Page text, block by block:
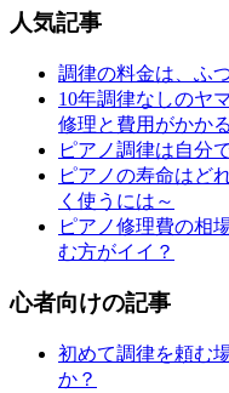
人気記事
調律の料金は、ふ
10年調律なしのヤ
修理と費用がかか
ピアノ調律は自分
ピアノの寿命はど
く使うには～
ピアノ修理費の相
む方がイイ？
心者向けの記事
初めて調律を頼む
か？